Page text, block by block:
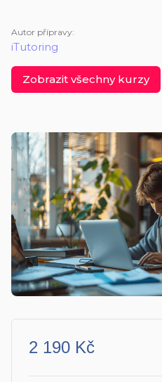
Autor přípravy:
iTutoring
Zobrazit všechny kurzy
2 190 Kč